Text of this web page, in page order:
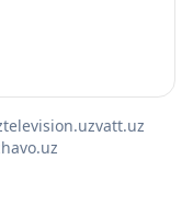
television.uzvatt.uz
havo.uz